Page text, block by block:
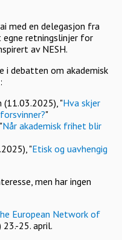
med en delegasjon fra
egne retningslinjer for
av NESH.
i debatten om akademisk
"Hva skjer
"
Når akademisk frihet blir
"Etisk og uavhengig
men har ingen
European Network of
23.-25. april.